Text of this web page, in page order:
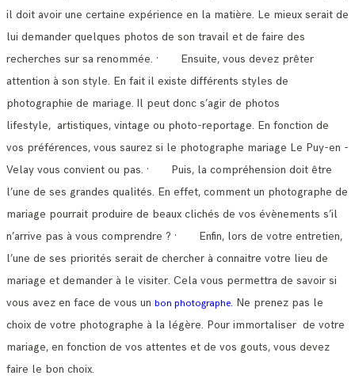
il doit avoir une certaine expérience en la matière. Le mieux serait de
lui demander quelques photos de son travail et de faire des
recherches sur sa renommée. · Ensuite, vous devez prêter
attention à son style. En fait il existe différents styles de
photographie de mariage. Il peut donc s’agir de photos
lifestyle, artistiques, vintage ou photo-reportage. En fonction de
vos préférences, vous saurez si le photographe mariage Le Puy-en -
Velay vous convient ou pas. · Puis, la compréhension doit être
l’une de ses grandes qualités. En effet, comment un photographe de
mariage pourrait produire de beaux clichés de vos évènements s’il
n’arrive pas à vous comprendre ? · Enfin, lors de votre entretien,
l’une de ses priorités serait de chercher à connaitre votre lieu de
mariage et demander à le visiter. Cela vous permettra de savoir si
vous avez en face de vous un bon photographe. Ne prenez pas le
choix de votre photographe à la légère. Pour immortaliser de votre
mariage, en fonction de vos attentes et de vos gouts, vous devez
faire le bon choix.